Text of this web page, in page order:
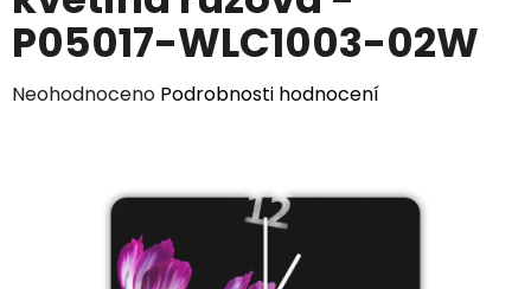
P05017-WLC1003-02W
Průměrné
Neohodnoceno Podrobnosti hodnocení